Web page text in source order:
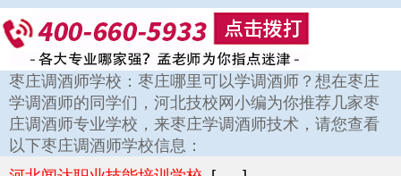
枣庄调酒师学校：枣庄哪里可以学调酒师？想在枣庄
学调酒师的同学们，河北技校网小编为你推荐几家枣
庄调酒师专业学校，来枣庄学调酒师技术，请您查看
以下枣庄调酒师学校信息：